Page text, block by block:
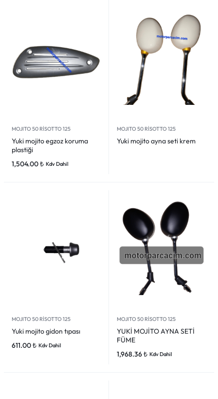
MOJITO 50 RİSOTTO 125
Yuki mojito egzoz koruma
plastiği
1,504.00₺ Kdv Dahil
MOJITO 50 RİSOTTO 125
Yuki mojito ayna seti krem
MOJITO 50 RİSOTTO 125
Yuki mojito gidon tıpası
611.00₺ Kdv Dahil
MOJITO 50 RİSOTTO 125
YUKİ MOJİTO AYNA SETİ
FÜME
1,968.36₺ Kdv Dahil